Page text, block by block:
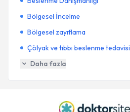
Bölgesel İncelme
Bölgesel zayıflama
Çölyak ve tıbbı beslenme tedavisi
Daha fazla